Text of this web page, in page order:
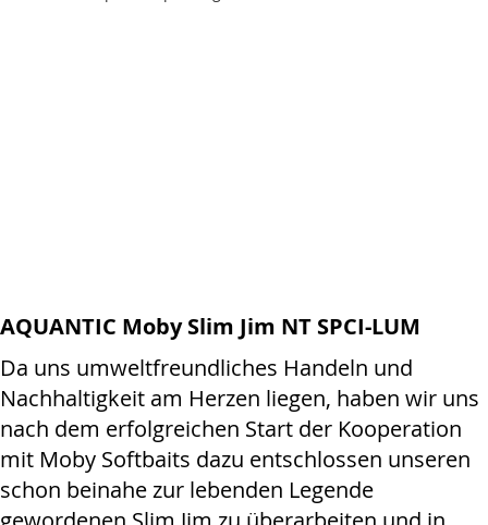
AQUANTIC Moby Slim Jim NT SPCI-LUM
Da uns umweltfreundliches Handeln und
Nachhaltigkeit am Herzen liegen, haben wir uns
nach dem erfolgreichen Start der Kooperation
mit Moby Softbaits dazu entschlossen unseren
schon beinahe zur lebenden Legende